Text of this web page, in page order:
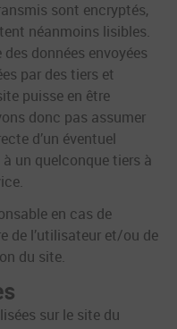
sont encryptés,
néanmoins lisibles.
données envoyées
par des tiers et
puisse en être
donc pas assumer
d’un éventuel
un quelconque tiers à
en cas de
de l’utilisateur et/ou de
du site.
sur le site du